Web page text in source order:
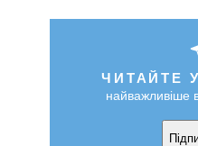
ЧИТАЙТЕ У
найважливіше